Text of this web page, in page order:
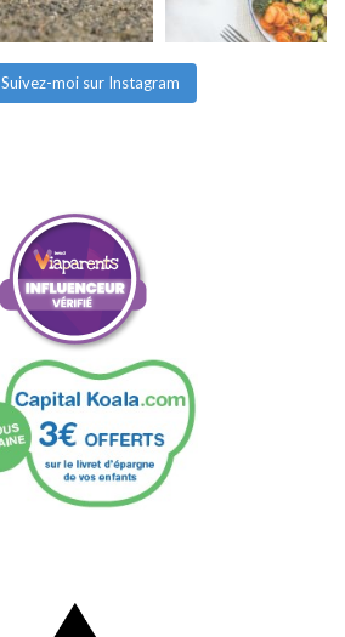
Suivez-moi sur Instagram